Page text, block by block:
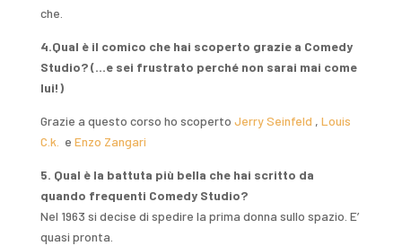
che.
4.Qual è il comico che hai scoperto grazie a Comedy
Studio? (…e sei frustrato perché non sarai mai come
lui!)
Grazie a questo corso ho scoperto Jerry Seinfeld , Louis
C.k.
e Enzo Zangari
5. Qual è la battuta più bella che hai scritto da
quando frequenti Comedy Studio?
Nel 1963 si decise di spedire la prima donna sullo spazio. E’
quasi pronta.